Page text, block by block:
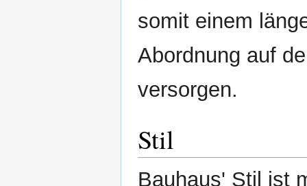
somit einem
Abordnung auf
versorgen.
Stil
Bauhaus' Stil ist